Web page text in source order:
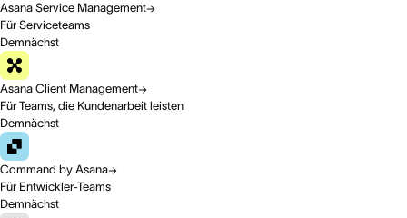
Asana Service Management
Für Serviceteams
Demnächst
Asana Client Management
Für Teams, die Kundenarbeit leisten
Demnächst
Command by Asana
Für Entwickler-Teams
Demnächst